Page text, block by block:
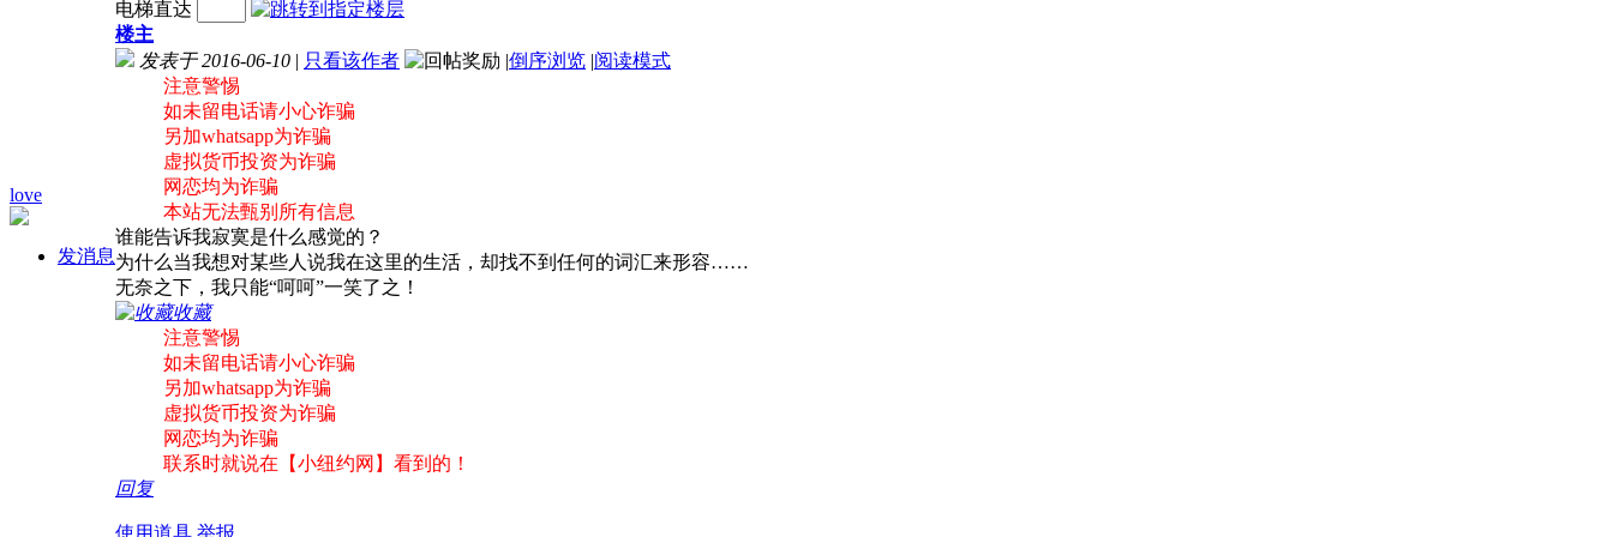
love
发消息
电梯直达
楼主
发表于 2016-06-10 | 只看该作者 |倒序浏览 |阅读模式
注意警惕
如未留电话请小心诈骗
另加whatsapp为诈骗
虚拟货币投资为诈骗
网恋均为诈骗
本站无法甄别所有信息
谁能告诉我寂寞是什么感觉的？
为什么当我想对某些人说我在这里的生活，却找不到任何的词汇来形容……
无奈之下，我只能“呵呵”一笑了之！
收藏
注意警惕
如未留电话请小心诈骗
另加whatsapp为诈骗
虚拟货币投资为诈骗
网恋均为诈骗
联系时就说在【小纽约网】看到的！
回复
使用道具 举报